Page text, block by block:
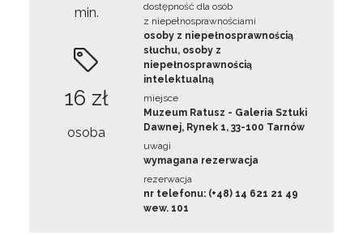
min.
16 zł
osoba
dostępność dla osób
z niepełnosprawnościami
osoby z niepełnosprawnością
słuchu, osoby z
niepełnosprawnością
intelektualną
miejsce
Muzeum Ratusz - Galeria Sztuki
Dawnej, Rynek 1, 33-100 Tarnów
uwagi
wymagana rezerwacja
rezerwacja
nr telefonu: (+48) 14 621 21 49
wew. 101